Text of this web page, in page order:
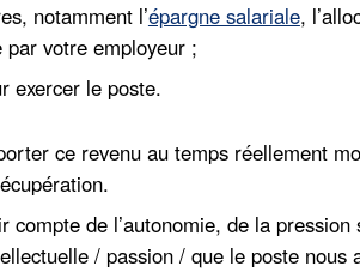
notamment l’épargne salariale,
votre employeur ;
exercer le poste.
ce revenu au temps réellement
compte de l’autonomie, de la pression
/ passion / que le poste nous